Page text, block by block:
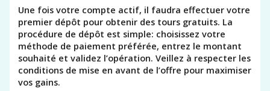
Une fois votre compte actif, il faudra effectuer votre
premier dépôt pour obtenir des tours gratuits. La
procédure de dépôt est simple: choisissez votre
méthode de paiement préférée, entrez le montant
souhaité et validez l’opération. Veillez à respecter les
conditions de mise en avant de l’offre pour maximiser
vos gains.